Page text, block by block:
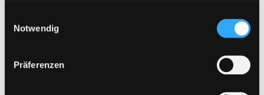
Cookies von Drittanbietern, eine Verarbeitung in
unsicheren Drittländern (Länder außerhalb des EWR
ohne adäquates Datenschutzniveau) stattfinden kann. In
diesem Zusammenhang können aktuell Risiken für
Notwendig
Präferenzen
E-Medien
Mediengruppe